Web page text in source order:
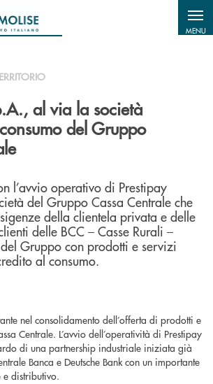
MENU
al via la società
del Gruppo
l’avvio operativo di Prestipay
del Gruppo Cassa Centrale che
della clientela privata e delle
delle BCC – Casse Rurali –
Gruppo con prodotti e servizi
al consumo.
nel consolidamento dell’offerta di prodotti e
Centrale. L’avvio dell’operatività di Prestipay
di una partnership industriale iniziata già
Banca e Deutsche Bank con un importante
distributivo.